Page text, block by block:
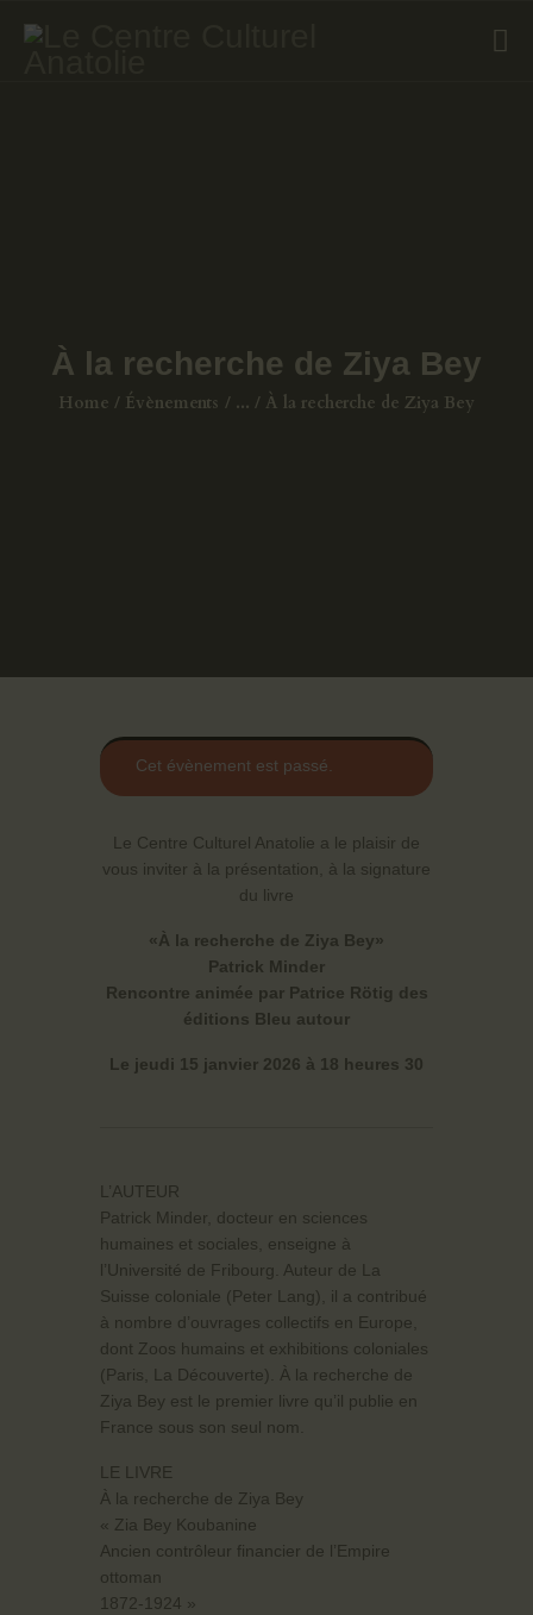
À la recherche de Ziya Bey
Home Évènements ... À la recherche de Ziya Bey
CONTACT
Cet évènement est passé.
Le Centre Culturel Anatolie a le plaisir de
vous inviter à la présentation, à la signature
du livre
«À la recherche de Ziya Bey»
Patrick Minder
Rencontre animée par Patrice Rötig des
éditions Bleu autour
Le jeudi 15 janvier 2026 à 18 heures 30
L’AUTEUR
Patrick Minder, docteur en sciences
humaines et sociales, enseigne à
l’Université de Fribourg. Auteur de La
Suisse coloniale (Peter Lang), il a contribué
à nombre d’ouvrages collectifs en Europe,
dont Zoos humains et exhibitions coloniales
(Paris, La Découverte). À la recherche de
Ziya Bey est le premier livre qu’il publie en
France sous son seul nom.
LE LIVRE
À la recherche de Ziya Bey
« Zia Bey Koubanine
Ancien contrôleur financier de l’Empire
ottoman
1872-1924 »